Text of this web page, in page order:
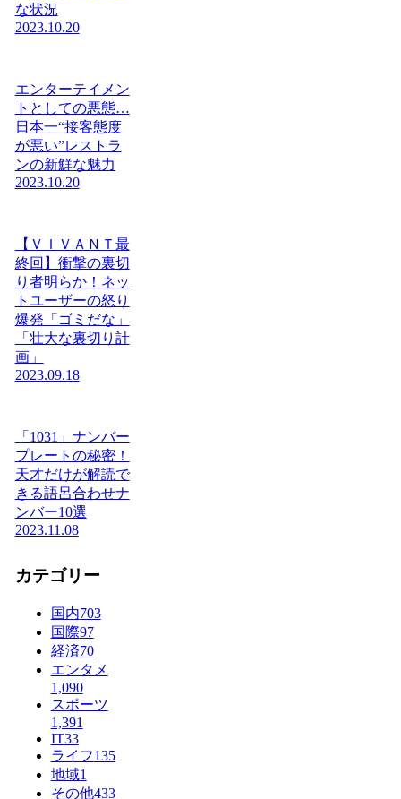
な状況
2023.10.20
エンターテイメン
トとしての悪態…
日本一“接客態度
が悪い”レストラ
ンの新鮮な魅力
2023.10.20
【ＶＩＶＡＮＴ最
終回】衝撃の裏切
り者明らか！ネッ
トユーザーの怒り
爆発「ゴミだな」
「壮大な裏切り計
画」
2023.09.18
「1031」ナンバー
プレートの秘密！
天才だけが解読で
きる語呂合わせナ
ンバー10選
2023.11.08
カテゴリー
国内703
国際97
経済70
エンタメ
1,090
スポーツ
1,391
IT33
ライフ135
地域1
その他433